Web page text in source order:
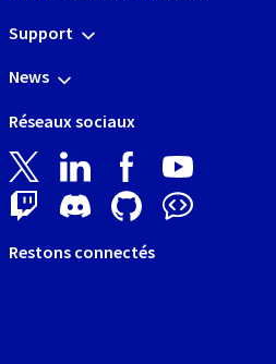
Support
News
Réseaux sociaux
Restons connectés